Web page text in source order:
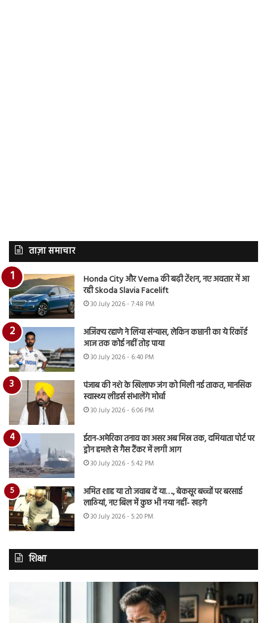
ताज़ा समाचार
Honda City और Verna की बढ़ी टेंशन, नए अवतार में आ
रही Skoda Slavia Facelift
30 July 2026 - 7:48 PM
अजिंक्य रहाणे ने लिया संन्यास, लेकिन कप्तानी का ये रिकॉर्ड
आज तक कोई नहीं तोड़ पाया
30 July 2026 - 6:40 PM
पंजाब की नशे के खिलाफ जंग को मिली नई ताकत, मानसिक
स्वास्थ्य लीडर्स संभालेंगे मोर्चा
30 July 2026 - 6:06 PM
ईरान-अमेरिका तनाव का असर अब मिस्र तक, दमियाता पोर्ट पर
ड्रोन हमले से गैस टैंकर में लगी आग
30 July 2026 - 5:42 PM
अमित शाह या तो जवाब दें या…., बेकसूर बच्चों पर बरसाई
लाठियां, नए बिल में कुछ भी नया नहीं- खड़गे
30 July 2026 - 5:20 PM
शिक्षा